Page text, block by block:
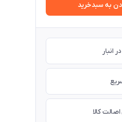
به سبدخرید
انبار
اصالت کالا